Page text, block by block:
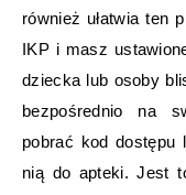
również ułatwia ten
IKP i masz
dziecka lub osoby
bezpośrednio na
pobrać kod
nią do apteki. Jest